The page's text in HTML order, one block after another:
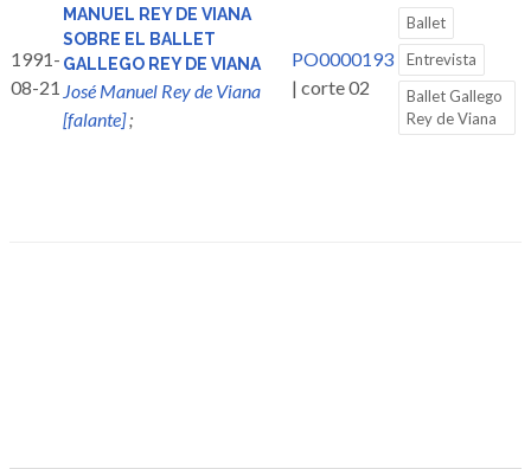
1991-
08-21
MANUEL REY DE VIANA
SOBRE EL BALLET
GALLEGO REY DE VIANA
José Manuel Rey de Viana
[falante];
PO0000193
| corte 02
Ballet
Entrevista
Ballet Gallego
Rey de Viana